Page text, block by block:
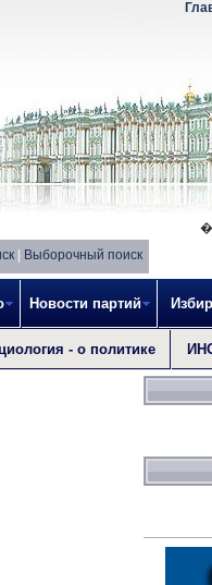
Выборочный поиск
Новости партий
- о политике